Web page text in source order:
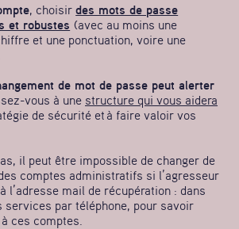
, choisirdes mots de passe
et robustes (avec au moins une
et une ponctuation, voire une
de mot de passe peut alerter
vous à une structure qui vous aidera
de sécurité et à faire valoir vos
il peut être impossible de changer de
comptes administratifs si l’agresseur
l’adresse mail de récupération : dans
services par téléphone, pour savoir
ces comptes.